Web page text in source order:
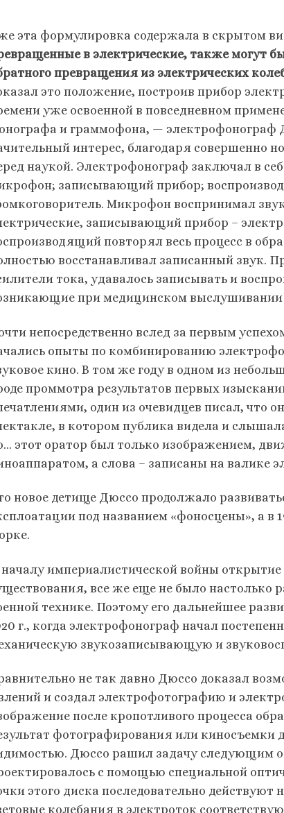
эта формулировка содержала в скрытом
в электрические, также могут
превращения из электрических
это положение, построив прибор
уже освоенной в повседневном
и граммофона, — электрофонограф
интерес, благодаря совершенно
наукой. Электрофонограф заключал в
записывающий прибор;
Микрофон воспринимал
записывающий прибор –
повторял весь процесс в
восстанавливал записанный звук.
тока, удавалось записывать и
при медицинском выслушивании
непосредственно вслед за первым
опыты по комбинированию
кино. В том же году в одном из
проммотра результатов первых
один из очевидцев писал, что
в котором публика видела и
этот оратор был только изображением,
а слова – записаны на валике
новое детище Дюссо продолжало
под названием «фоносцены», а в
империалистической войны
все же еще не было настолько
технике. Поэтому его дальнейшее
г., когда электрофонограф начал
звукозаписывающую и
не так давно Дюссо доказал
и создал электрофотографию и
после кропотливого процесса
фотографирования или киносъемки
Дюссо рашил задачу следующим
с помощью специальной
этого диска последовательно
колебания в электроток